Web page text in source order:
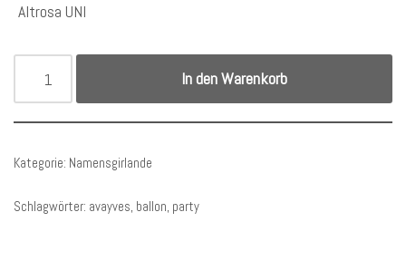
Altrosa UNI
In den Warenkorb
Kategorie: Namensgirlande
Schlagwörter: avayves, ballon, party